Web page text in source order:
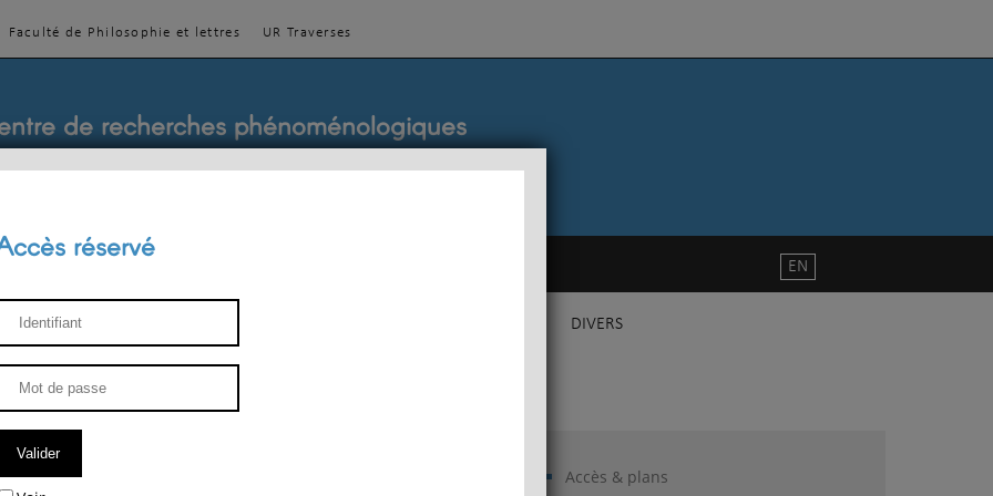
Faculté de Philosophie et lettres UR Traverses
de recherches phénoménologiques
ENSEIGNEMENT DIVERS
EN
Accès & plans
réservé